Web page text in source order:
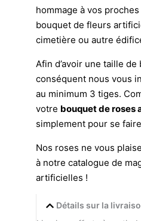
hommage à vos
bouquet de fleurs
cimetière ou autre
Afin d’avoir une taille de
conséquent nous vous
au minimum 3 tiges.
votre bouquet de roses
simplement pour se
Nos roses ne vous
à notre catalogue de
artificielles !
Détails sur la